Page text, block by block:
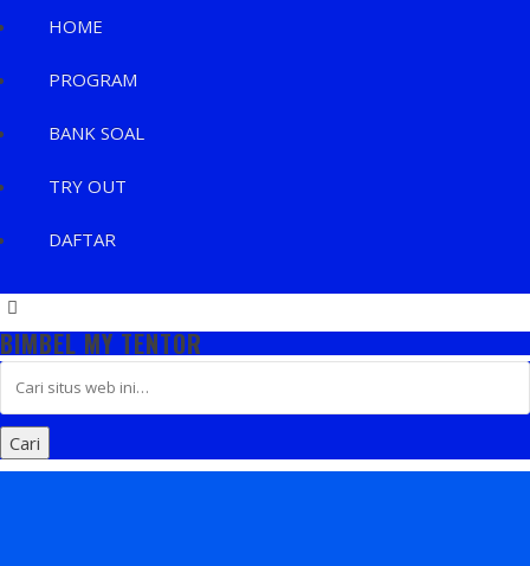
HOME
PROGRAM
BANK SOAL
TRY OUT
DAFTAR
BIMBEL MY TENTOR